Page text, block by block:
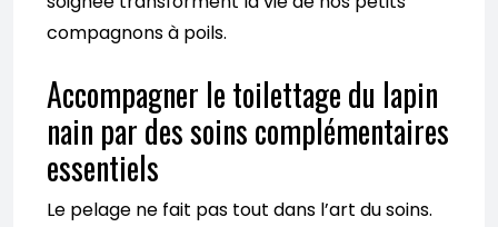
compagnons à poils.
Accompagner le toilettage du lapin
nain par des soins complémentaires
essentiels
Le pelage ne fait pas tout dans l’art du soins.